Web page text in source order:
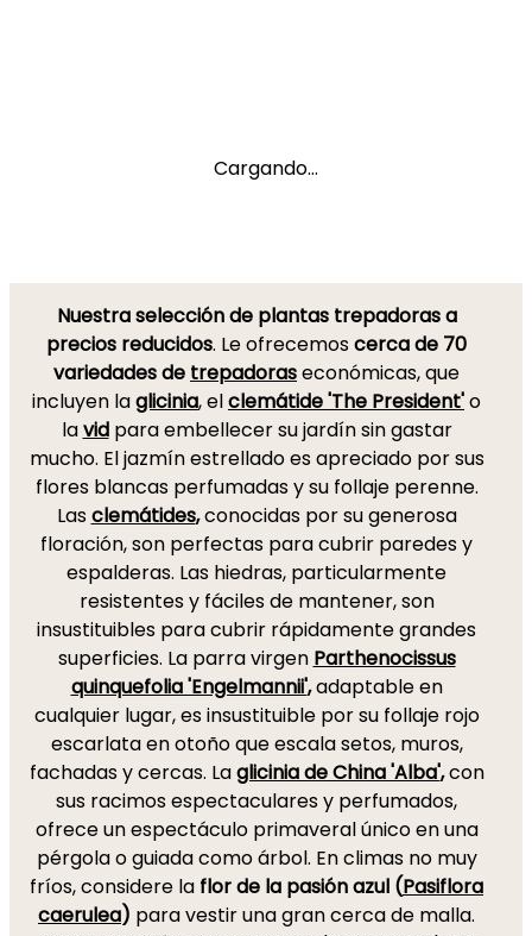
Cargando...
Nuestra selección de plantas trepadoras a
precios reducidos. Le ofrecemoscerca de 70
variedades de trepadoraseconómicas, que
incluyen laglicinia, elclemátide 'The President'o
lavidpara embellecer su jardín sin gastar
mucho. El jazmín estrellado es apreciado por sus
flores blancas perfumadas y su follaje perenne.
Lasclemátides,conocidas por su generosa
floración, son perfectas para cubrir paredes y
espalderas. Las hiedras, particularmente
resistentes y fáciles de mantener, son
insustituibles para cubrir rápidamente grandes
superficies. La parra virgen Parthenocissus
quinquefolia 'Engelmannii',adaptable en
cualquier lugar, es insustituible por su follaje rojo
escarlata en otoño que escala setos, muros,
fachadas y cercas. Laglicinia de China 'Alba',con
sus racimos espectaculares y perfumados,
ofrece un espectáculo primaveral único en una
pérgola o guiada como árbol. En climas no muy
fríos, considere la flor de la pasión azul (Pasiflora
caerulea) para vestir una gran cerca de malla.